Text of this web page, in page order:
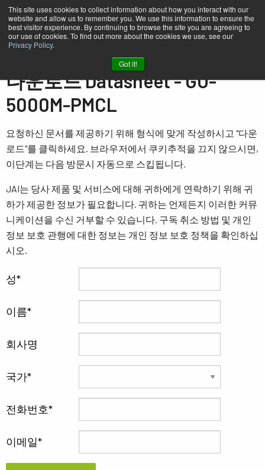
This site uses cookies to collect information about how you interact with our
website and allow us to remember you. We use this information to ensure the
best visitor experience. By continuing to browse the site you are agreeing to
our use of cookies. To find out more about the cookies we use, see our
Privacy Policy.
Got it!
다운로드 Datasheet - GO-
5000M-PMCL
요청하신 문서를 제공하기 위해 형식에 맞게 작성하시고 "다운
로드"를 클릭하세요. 브라우저에서 쿠키추적을 끄지 않으시면,
이단계는 다음 방문시 자동으로 스킵됩니다.
JAI는 당사 제품 및 서비스에 대해 귀하에게 연락하기 위해 귀
하가 제공한 정보가 필요합니다. 귀하는 언제든지 이러한 커뮤
니케이션을 수신 거부할 수 있습니다. 구독 취소 방법 및 개인
정보 보호 관행에 대한 정보는 개인 정보 보호 정책을 확인하십
시오.
성
이름
회사명
국가
전화번호
이메일